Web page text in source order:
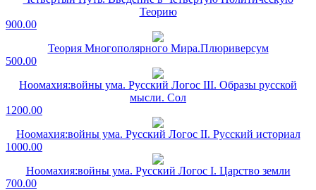
Теорию
900.00
Теория Многополярного Мира.Плюриверсум
500.00
Ноомахия:войны ума. Русский Логос III. Образы русской
мысли. Сол
1200.00
Ноомахия:войны ума. Русский Логос II. Русский историал
1000.00
Ноомахия:войны ума. Русский Логос I. Царство земли
700.00